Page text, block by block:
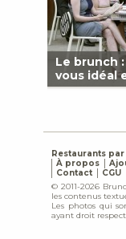
Le brunch
vous idéal
Restaurants par
À propos
Contact
CGU
© 2011-2026
les contenus
Les photos qui
ayant droit